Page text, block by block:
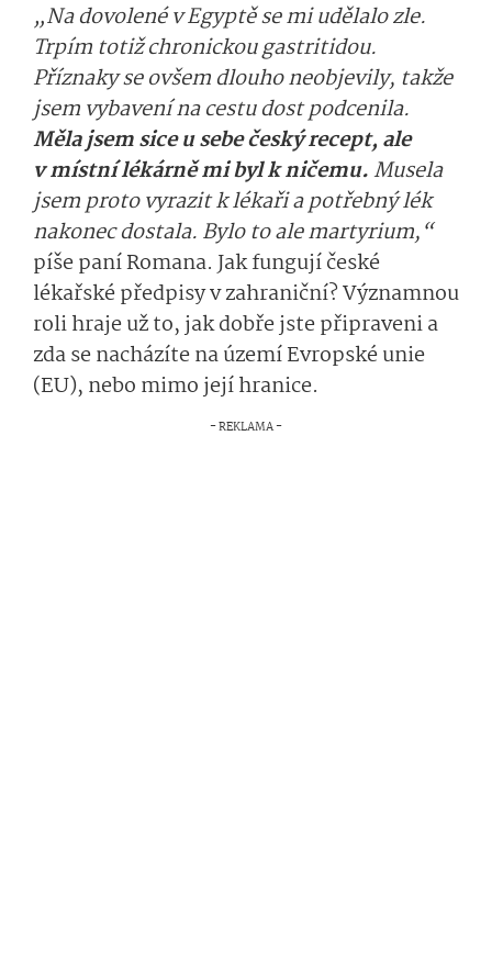
„Na dovolené v Egyptě se mi udělalo zle.
Trpím totiž chronickou gastritidou.
Příznaky se ovšem dlouho neobjevily, takže
jsem vybavení na cestu dost podcenila.
Měla jsem sice u sebe český recept, ale
v místní lékárně mi byl k ničemu.Musela
jsem proto vyrazit k lékaři a potřebný lék
nakonec dostala. Bylo to ale martyrium,“
píše paní Romana. Jak fungují české
lékařské předpisy v zahraniční? Významnou
roli hraje už to, jak dobře jste připraveni a
zda se nacházíte na území Evropské unie
(EU), nebo mimo její hranice.